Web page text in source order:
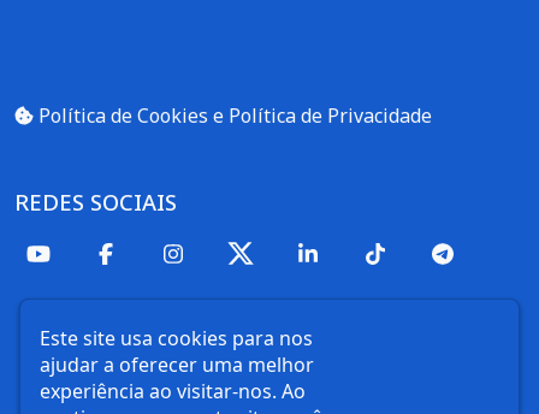
Política de Cookies e Política de Privacidade
REDES SOCIAIS
Este site usa cookies para nos
ajudar a oferecer uma melhor
experiência ao visitar-nos. Ao